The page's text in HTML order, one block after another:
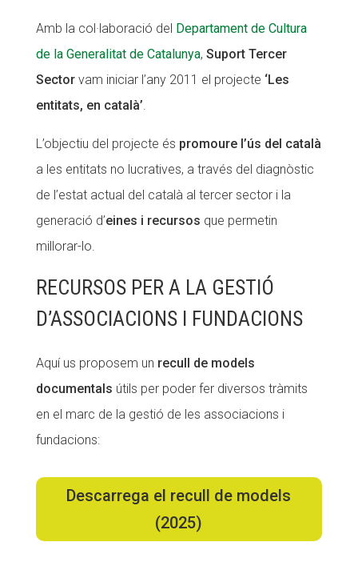
Amb la col·laboració del Departament de Cultura
de la Generalitat de Catalunya, Suport Tercer
Sectorvam iniciar l’any 2011 el projecte ‘Les
entitats, en català’.
L’objectiu del projecte és promoure l’ús del català
a les entitats no lucratives, a través del diagnòstic
de l’estat actual del català al tercer sector i la
generació d’eines i recursos que permetin
millorar-lo.
RECURSOS PER A LA GESTIÓ
D’ASSOCIACIONS I FUNDACIONS
Aquí us proposem un recull de models
documentals útils per poder fer diversos tràmits
en el marc de la gestió de les associacions i
fundacions:
Descarrega el recull de models
(2025)
ACCIÓ SOCIAL I JOVES
SUPORT TERCER SECTOR
CONEIX FUNDESPLAI
La Fundació
Missió i valors
Memòria d'activitats
ACCIÓ SOCIAL I JOVES
SUPORT TERCER SECTOR
CONEIX FUNDESPLAI
La Fundació
Missió i valors
Memòria d'activitats